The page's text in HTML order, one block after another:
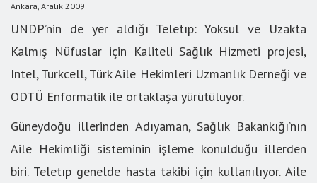
Ankara, Aralık 2009
UNDP’nin de yer aldığı Teletıp: Yoksul ve Uzakta
Kalmış Nüfuslar için Kaliteli Sağlık Hizmeti projesi,
Intel, Turkcell, Türk Aile Hekimleri Uzmanlık Derneği ve
ODTÜ Enformatik ile ortaklaşa yürütülüyor.
Güneydoğu illerinden Adıyaman, Sağlık Bakankığı’nın
Aile Hekimliği sisteminin işleme konulduğu illerden
biri. Teletıp genelde hasta takibi için kullanılıyor. Aile